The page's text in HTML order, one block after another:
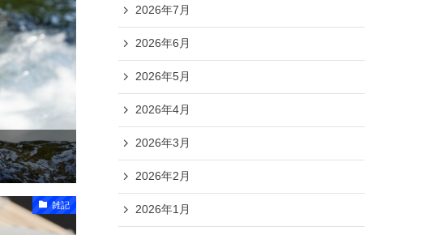
雑記
2026年7月
2026年6月
2026年5月
2026年4月
2026年3月
2026年2月
2026年1月